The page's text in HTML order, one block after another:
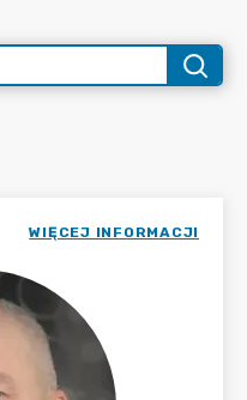
WIĘCEJ INFORMACJI